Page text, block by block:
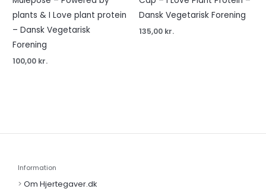
plants & I Love plant protein
– Dansk Vegetarisk
Forening
100,00 kr.
Dansk Vegetarisk Forening
135,00 kr.
Information
> Om Hjertegaver.dk